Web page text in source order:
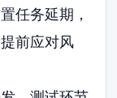
任务延期，
前应对风